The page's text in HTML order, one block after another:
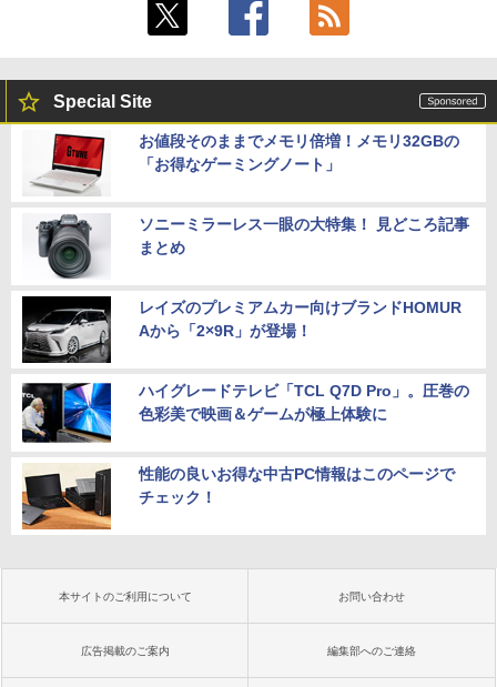
Special Site
お値段そのままでメモリ倍増！メモリ32GBの
「お得なゲーミングノート」
ソニーミラーレス一眼の大特集！ 見どころ記事
まとめ
レイズのプレミアムカー向けブランドHOMUR
Aから「2×9R」が登場！
ハイグレードテレビ「TCL Q7D Pro」。圧巻の
色彩美で映画＆ゲームが極上体験に
性能の良いお得な中古PC情報はこのページで
チェック！
本サイトのご利用について お問い合わせ
広告掲載のご案内 編集部へのご連絡